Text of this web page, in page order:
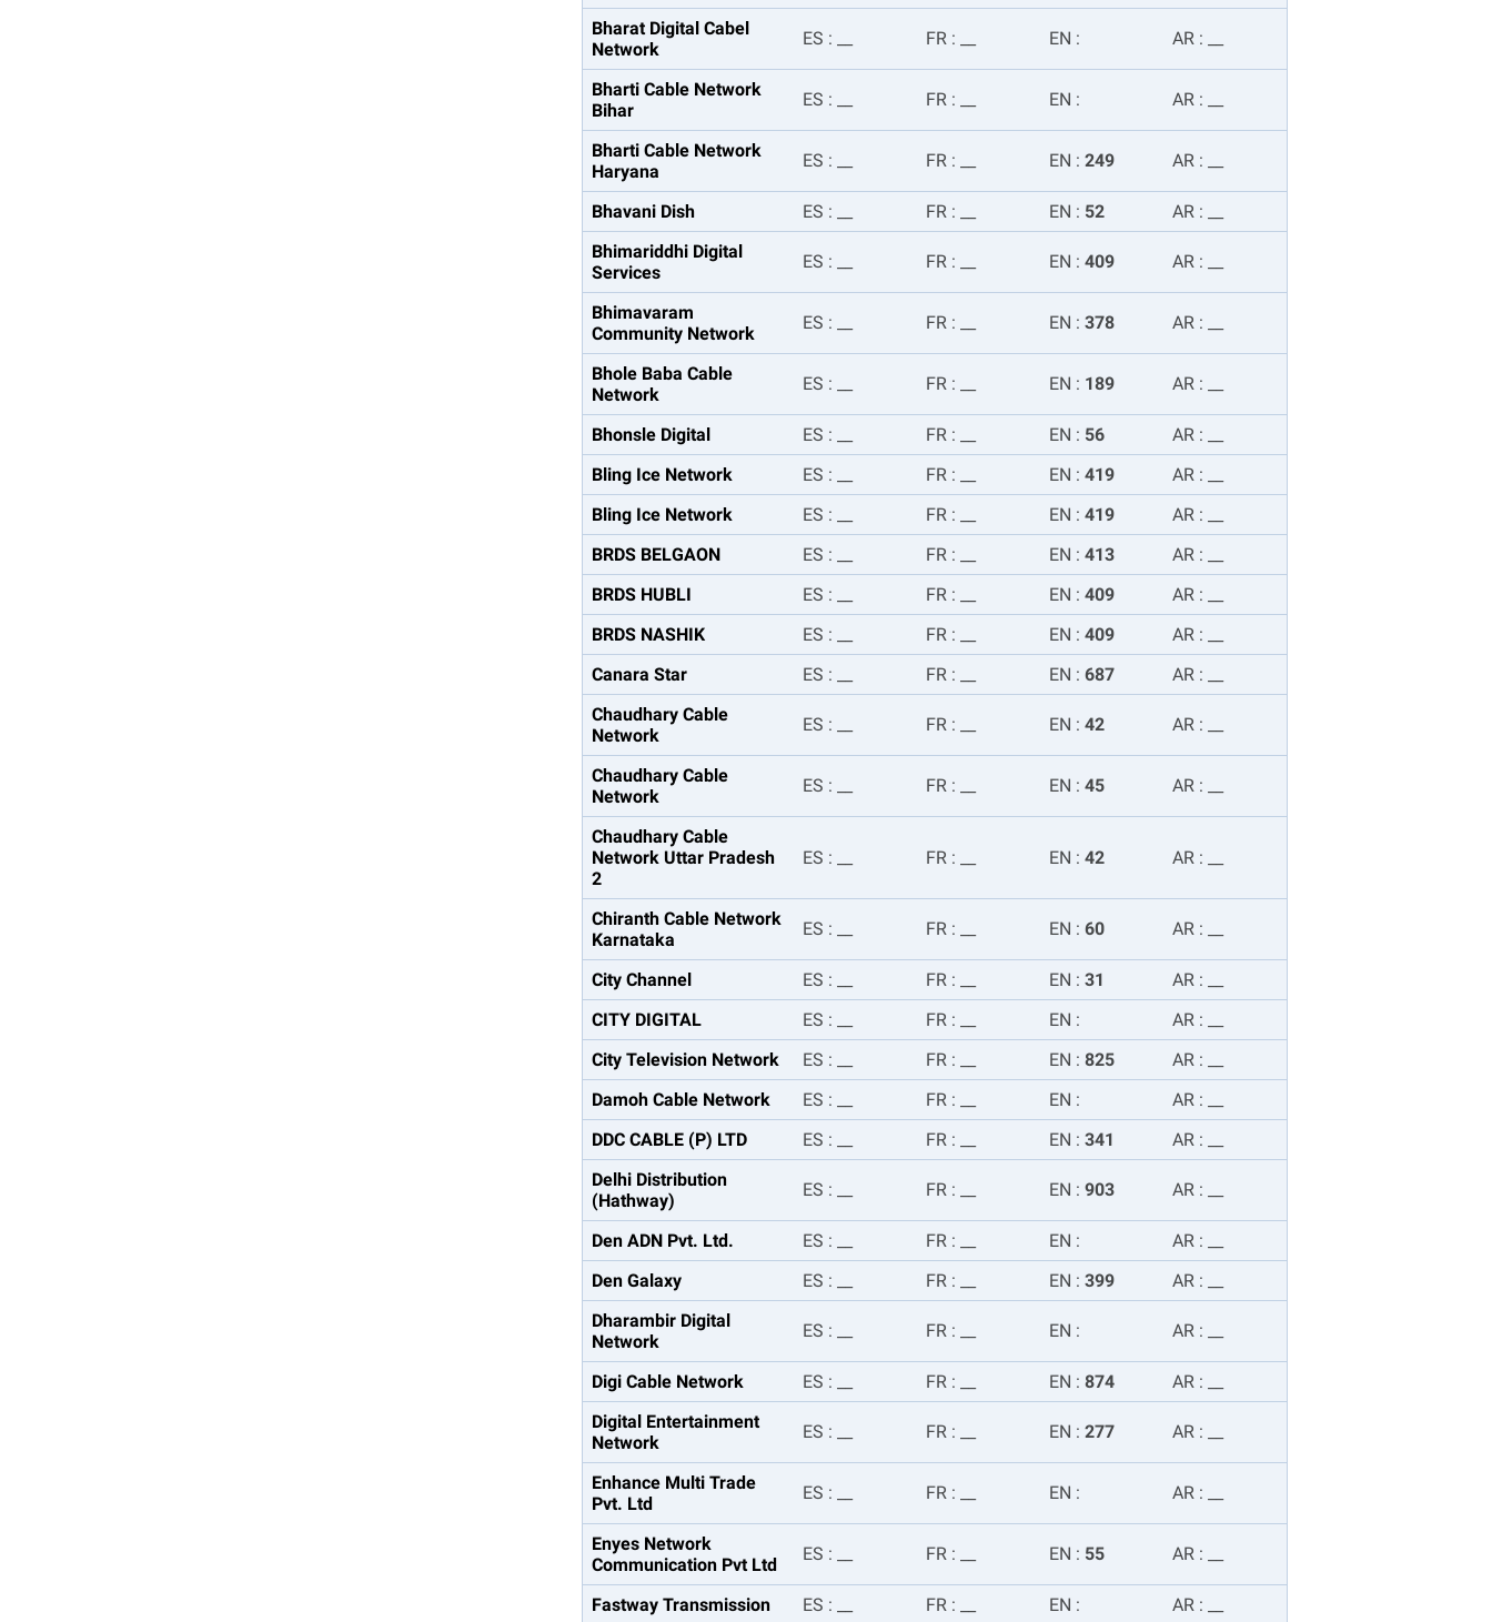
Bharat Digital Cabel
Network
ES : FR : EN : AR :
Bharti Cable Network
Bihar
ES : FR : EN : AR :
Bharti Cable Network
Haryana
ES : FR : EN : 249 AR :
Bhavani Dish ES : FR : EN : 52 AR :
Bhimariddhi Digital
Services
ES : FR : EN : 409 AR :
Bhimavaram
Community Network
ES : FR : EN : 378 AR :
Bhole Baba Cable
Network
ES : FR : EN : 189 AR :
Bhonsle Digital ES : FR : EN : 56 AR :
Bling Ice Network
ES : FR : EN : 419 AR :
Bling Ice Network
ES : FR : EN : 419 AR :
BRDS BELGAON
ES : FR : EN : 413 AR :
BRDS HUBLI
ES : FR : EN : 409 AR :
BRDS NASHIK
ES : FR : EN : 409 AR :
Canara Star
ES : FR : EN : 687 AR :
Chaudhary Cable
Network
ES : FR : EN : 42 AR :
Chaudhary Cable
Network
ES : FR : EN : 45 AR :
Chaudhary Cable
Network Uttar Pradesh
2
ES : FR : EN : 42 AR :
Chiranth Cable Network
Karnataka
ES : FR : EN : 60 AR :
City Channel ES : FR : EN : 31 AR :
CITY DIGITAL
ES : FR : EN : AR :
City Television Network
ES : FR : EN : 825 AR :
Damoh Cable Network
ES : FR : EN : AR :
DDC CABLE (P) LTD
ES : FR : EN : 341 AR :
Delhi Distribution
(Hathway)
ES : FR : EN : 903 AR :
Den ADN Pvt. Ltd. ES : FR : EN : AR :
Den Galaxy
ES : FR : EN : 399 AR :
Dharambir Digital
Network
ES : FR : EN : AR :
Digi Cable Network ES : FR : EN : 874 AR :
Digital Entertainment
Network
ES : FR : EN : 277 AR :
Enhance Multi Trade
Pvt. Ltd
ES : FR : EN : AR :
Enyes Network
Communication Pvt Ltd
ES : FR : EN : 55 AR :
Fastway Transmission ES : FR : EN : AR :